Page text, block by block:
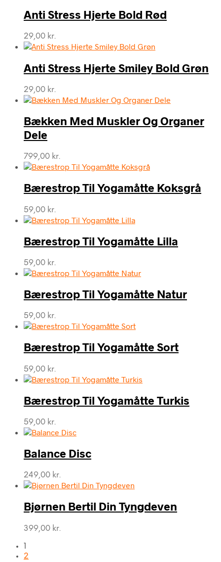
Anti Stress Hjerte Bold Rød
29,00 kr.
Anti Stress Hjerte Smiley Bold Grøn
29,00 kr.
Bækken Med Muskler Og Organer
Dele
799,00 kr.
Bærestrop Til Yogamåtte Koksgrå
59,00 kr.
Bærestrop Til Yogamåtte Lilla
59,00 kr.
Bærestrop Til Yogamåtte Natur
59,00 kr.
Bærestrop Til Yogamåtte Sort
59,00 kr.
Bærestrop Til Yogamåtte Turkis
59,00 kr.
Balance Disc
249,00 kr.
Bjørnen Bertil Din Tyngdeven
399,00 kr.
1
2